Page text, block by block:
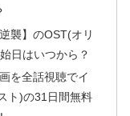
襲】のOST(オリ
日はいつから？
を全話視聴でイ
ト)の31日間無料